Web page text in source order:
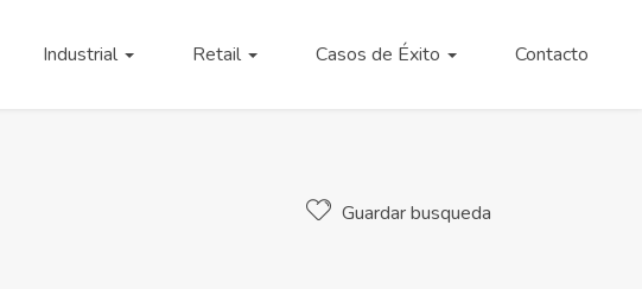
Industrial Retail Casos de Éxito Contacto
Guardar busqueda